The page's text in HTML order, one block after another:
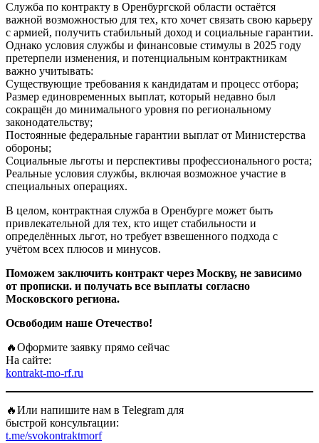
Служба по контракту в Оренбургской области остаётся
важной возможностью для тех, кто хочет связать свою карьеру
с армией, получить стабильный доход и социальные гарантии.
Однако условия службы и финансовые стимулы в 2025 году
претерпели изменения, и потенциальным контрактникам
важно учитывать:
Существующие требования к кандидатам и процесс отбора;
Размер единовременных выплат, который недавно был
сокращён до минимального уровня по региональному
законодательству;
Постоянные федеральные гарантии выплат от Министерства
обороны;
Социальные льготы и перспективы профессионального роста;
Реальные условия службы, включая возможное участие в
специальных операциях.
В целом, контрактная служба в Оренбурге может быть
привлекательной для тех, кто ищет стабильности и
определённых льгот, но требует взвешенного подхода с
учётом всех плюсов и минусов.
Поможем заключить контракт через Москву, не зависимо
от прописки. и получать все выплаты согласно
Московского региона.
Освободим наше Отечество!
🔥Оформите заявку прямо сейчас
На сайте:
kontrakt-mo-rf.ru
🔥Или напишите нам в Telegram для
быстрой консультации:
t.me/svokontraktmorf